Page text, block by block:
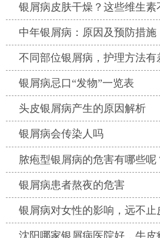
银屑病皮肤干燥？这些维生素
中年银屑病：原因及预防措施
不同部位银屑病，护理方法有
银屑病忌口“发物”一览表
头皮银屑病产生的原因解析
银屑病会传染人吗
脓疱型银屑病的危害有哪些呢
银屑病患者熬夜的危害
银屑病对女性的影响，远不止